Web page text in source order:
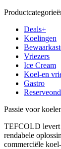
Deals+
Koelingen
Vriezers
Ice Cream
Koel-en
Gastro
Passie voor
TEFCOLD levert
rendabele
commerciële